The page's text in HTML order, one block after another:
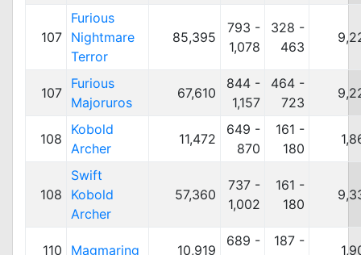
107
Furious
Nightmare
Terror
85,395
793 -
1,078
328 -
463
107
Furious
Majoruros
67,610
844 -
1,157
464 -
723
108
Kobold
Archer
11,472
649 -
870
161 -
180
108
Swift
Kobold
Archer
57,360
737 -
1,002
161 -
180
110 Magmaring 10,919
689 -
187 -